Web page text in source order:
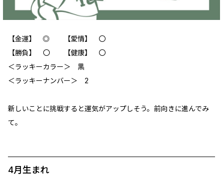
【金運】 ◎ 【愛情】 〇
【勝負】 〇 【健康】 〇
＜ラッキーカラー＞ 黒
＜ラッキーナンバー＞ 2
新しいことに挑戦すると運気がアップしそう。前向きに進んでみ
て。
4月生まれ